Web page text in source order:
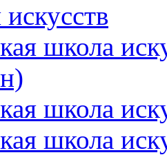
школа
школа
школа